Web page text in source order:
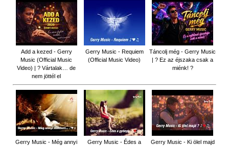
Add a kezed - Gerry
Music (Official Music
Video) | ? Vártalak… de
nem jöttél el
Gerry Music - Requiem
(Official Music Video)
Táncolj még - Gerry Music
| ? Ez az éjszaka csak a
miénk! ?
Gerry Music - Még annyi
Gerry Music - Édes a
Gerry Music - Ki ölel majd